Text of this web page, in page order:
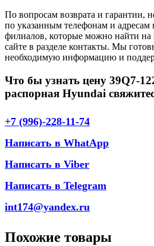
По вопросам возврата и гарантии,
по указанным телефонам и
филиалов, которые можно найти
сайте в разделе контакты. Мы
необходимую информацию и
Что бы узнать цену 39Q7-
распорная Hyundai
+7 (996)-228-11-74
Написать в WhatApp
Написать в Viber
Написать в Telegram
int174@yandex.ru
Похожие товары